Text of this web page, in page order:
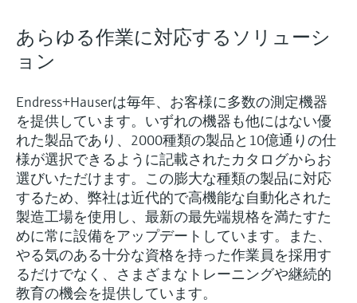
あらゆる作業に対応するソリューシ
ョン
Endress+Hauserは毎年、お客様に多数の測定機器
を提供しています。いずれの機器も他にはない優
れた製品であり、2000種類の製品と10億通りの仕
様が選択できるように記載されたカタログからお
選びいただけます。この膨大な種類の製品に対応
するため、弊社は近代的で高機能な自動化された
製造工場を使用し、最新の最先端規格を満たすた
めに常に設備をアップデートしています。また、
やる気のある十分な資格を持った作業員を採用す
るだけでなく、さまざまなトレーニングや継続的
教育の機会を提供しています。